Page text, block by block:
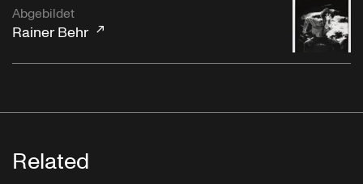
Abgebildet
Rainer Behr
Related